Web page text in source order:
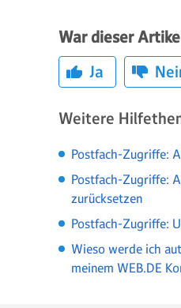
War dieser
Ja
Weitere
Postfach-Zugriffe:
Postfach-Zugriffe:
zurücksetzen
Postfach-Zugriffe:
Wieso werde ich
meinem WEB.DE